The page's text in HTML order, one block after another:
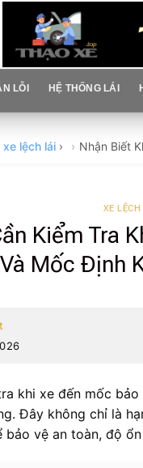
LỖI HỆ THỐNG LÁI
xe lệch lái › Nhận Biết
XE LỆCH
Kiểm Tra
Mốc Định
khi xe đến mốc
Đây không chỉ là
vệ an toàn, độ